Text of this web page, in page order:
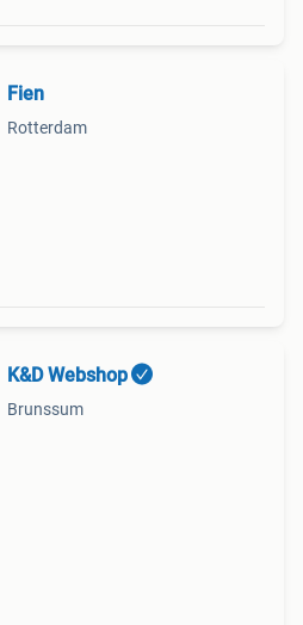
Fien
Rotterdam
K&D Webshop
Brunssum